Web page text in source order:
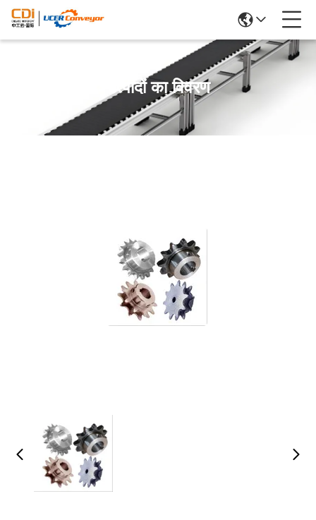
उत्पादों का विवरण